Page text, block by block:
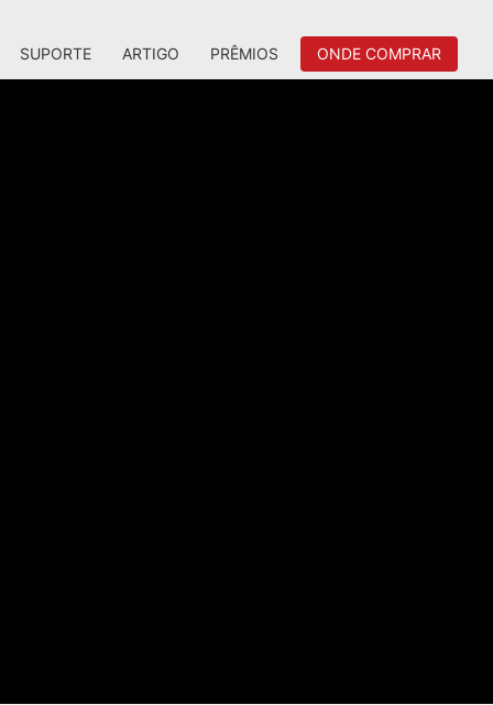
SUPORTE ARTIGO PRÊMIOS ONDE COMPRAR